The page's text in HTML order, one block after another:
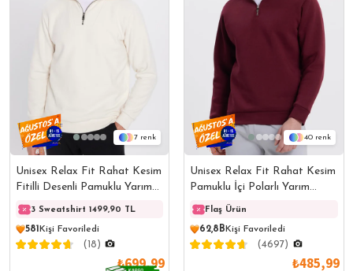
7
Unisex Relax Fit Rahat Kesim
Fitilli Desenli Pamuklu Yarım
Fermuarlı Ekru Dik Yaka
Sweatshirt
3 Sweatshirt 1499,90 TL 3 Sweatshirt 1499,90 TL
581 Kişi Favoriledi
(18)
₺699,99
40
Unisex Relax Fit Rahat Kesim
Pamuklu İçi Polarlı Yarım
Fermuarlı Bordo Dik Yaka
Sweatshirt
Flaş Ürün
62,8B Kişi Favoriledi
(4697)
₺485,99